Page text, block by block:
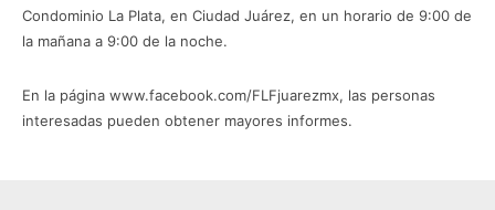
Condominio La Plata, en Ciudad Juárez, en un horario de 9:00 de
la mañana a 9:00 de la noche.
En la página www.facebook.com/FLFjuarezmx, las personas
interesadas pueden obtener mayores informes.